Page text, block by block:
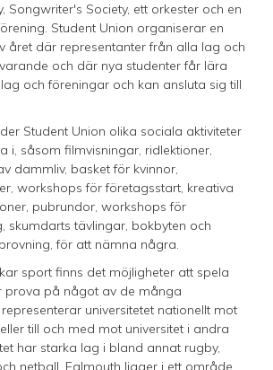
Songwriter's Society, ett orkester och en
Student Union organiserar en
året där representanter från alla lag och
och där nya studenter får lära
och föreningar och kan ansluta sig till
Student Union olika sociala aktiviteter
i, såsom filmvisningar, ridlektioner,
dammliv, basket för kvinnor,
workshops för företagsstart, kreativa
pubrundor, workshops för
skumdarts tävlingar, bokbyten och
för att nämna några.
sport finns det möjligheter att spela
prova på något av de många
universitetet nationellt mot
till och med mot universitet i andra
har starka lag i bland annat rugby,
netball. Falmouth ligger i ett område